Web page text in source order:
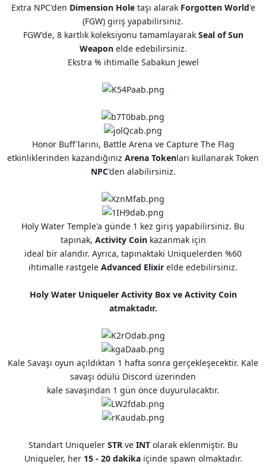
Extra NPC'den Dimension Holetaşı alarak Forgotten World'e
(FGW) giriş yapabilirsiniz.
FGW'de, 8 kartlık koleksiyonu tamamlayarak Seal of Sun
Weaponelde edebilirsiniz.
Ekstra % ihtimalle Sabakun Jewel
Honor Buff'larını, Battle Arena ve Capture The Flag
etkinliklerinden kazandığınız Arena Tokenları kullanarak Token
NPC'den alabilirsiniz.
Holy Water Temple'a günde 1 kez giriş yapabilirsiniz. Bu
tapınak, Activity Coinkazanmak için
ideal bir alandır. Ayrıca, tapınaktaki Uniquelerden %60
ihtimalle rastgele Advanced Elixir elde edebilirsiniz.
Holy Water Uniqueler Activity Box ve Activity Coin
atmaktadır.
Kale Savaşı oyun açıldıktan 1 hafta sonra gerçekleşecektir. Kale
savaşı ödülü Discord üzerinden
kale savaşından 1 gün önce duyurulacaktır.
Standart Uniqueler STRve INTolarak eklenmiştir. Bu
Uniqueler, her 15 - 20 dakikaiçinde spawn olmaktadır.